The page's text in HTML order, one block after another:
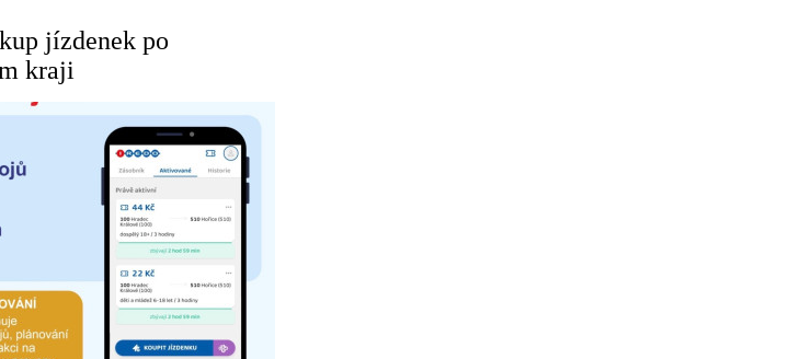
jízdenek po
kraji